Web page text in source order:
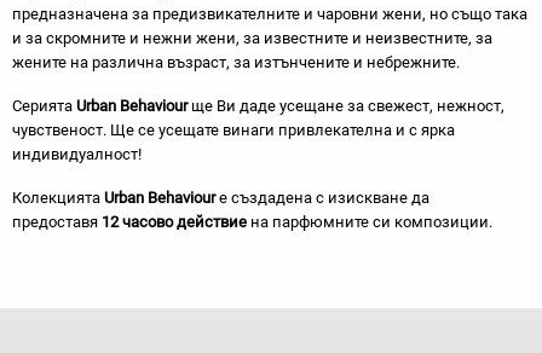
предназначена за предизвикателните и чаровни жени, но също така
и за скромните и нежни жени, за известните и неизвестните, за
жените на различна възраст, за изтънчените и небрежните.
Серията Urban Behaviourще Ви даде усещане за свежест, нежност,
чувственост. Ще се усещате винаги привлекателна и с ярка
индивидуалност!
Колекцията Urban Behaviourе създадена с изискване да
предоставя 12 часово действие на парфюмните си композиции.